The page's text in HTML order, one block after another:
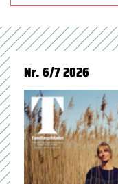
Nr. 6/7 2026